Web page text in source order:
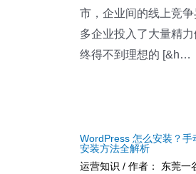
市，企业间的线上竞
多企业投入了大量精
终得不到理想的 [&h…
WordPress 怎么安装？手
安装方法全解析
运营知识 / 作者： 东莞一